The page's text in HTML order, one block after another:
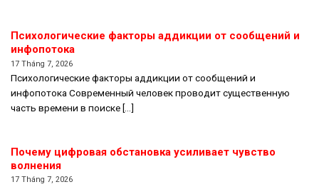
Психологические факторы аддикции от сообщений и
инфопотока
17 Tháng 7, 2026
Психологические факторы аддикции от сообщений и
инфопотока Современный человек проводит существенную
часть времени в поиске [...]
Почему цифровая обстановка усиливает чувство
волнения
17 Tháng 7, 2026